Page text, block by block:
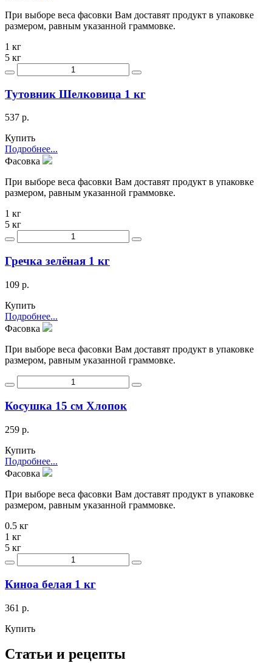
При выборе веса фасовки Вам доставят продукт в упаковке
размером, равным указанной граммовке.
1 кг
5 кг
Тутовник Шелковица 1 кг
537 р.
Купить
Подробнее...
Фасовка
При выборе веса фасовки Вам доставят продукт в упаковке
размером, равным указанной граммовке.
1 кг
5 кг
Гречка зелёная 1 кг
109 р.
Купить
Подробнее...
Фасовка
При выборе веса фасовки Вам доставят продукт в упаковке
размером, равным указанной граммовке.
Косушка 15 см Хлопок
259 р.
Купить
Подробнее...
Фасовка
При выборе веса фасовки Вам доставят продукт в упаковке
размером, равным указанной граммовке.
0.5 кг
1 кг
5 кг
Киноа белая 1 кг
361 р.
Купить
Статьи и рецепты